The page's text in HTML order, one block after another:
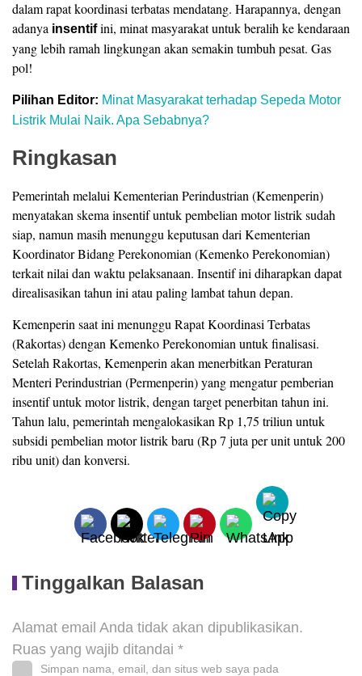
dalam rapat koordinasi terbatas mendatang. Harapannya, dengan
adanya insentifini, minat masyarakat untuk beralih ke kendaraan
yang lebih ramah lingkungan akan semakin tumbuh pesat. Gas
pol!
Pilihan Editor: Minat Masyarakat terhadap Sepeda Motor
Listrik Mulai Naik. Apa Sebabnya?
Ringkasan
Pemerintah melalui Kementerian Perindustrian (Kemenperin)
menyatakan skema insentif untuk pembelian motor listrik sudah
siap, namun masih menunggu keputusan dari Kementerian
Koordinator Bidang Perekonomian (Kemenko Perekonomian)
terkait nilai dan waktu pelaksanaan. Insentif ini diharapkan dapat
direalisasikan tahun ini atau paling lambat tahun depan.
Kemenperin saat ini menunggu Rapat Koordinasi Terbatas
(Rakortas) dengan Kemenko Perekonomian untuk finalisasi.
Setelah Rakortas, Kemenperin akan menerbitkan Peraturan
Menteri Perindustrian (Permenperin) yang mengatur pemberian
insentif untuk motor listrik, dengan target penerbitan tahun ini.
Tahun lalu, pemerintah mengalokasikan Rp 1,75 triliun untuk
subsidi pembelian motor listrik baru (Rp 7 juta per unit untuk 200
ribu unit) dan konversi.
Tinggalkan Balasan
Alamat email Anda tidak akan dipublikasikan.
Ruas yang wajib ditandai *
Simpan nama, email, dan situs web saya pada